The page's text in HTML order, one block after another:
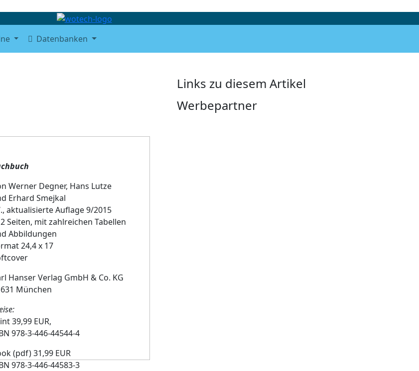
Datenbanken
Werner Degner, Hans Lutze
Erhard Smejkal
aktualisierte Auflage 9/2015
Seiten, mit zahlreichen Tabellen
Abbildungen
24,4 x 17
Hanser Verlag GmbH & Co. KG
München
39,99 EUR,
978-3-446-44544-4
(pdf) 31,99 EUR
978-3-446-44583-3
Links zu diesem Artikel
Werbepartner